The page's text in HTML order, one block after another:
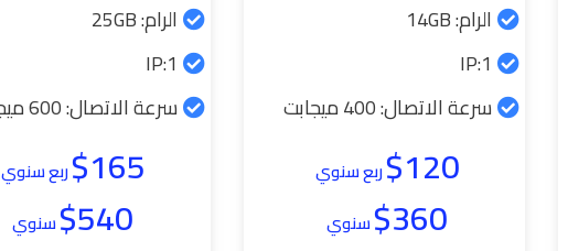
الرام: 14GB
1:IP
سرعة الاتصال: 400 ميجابت
$120ربع سنوي
$360سنوي
الرام: 25GB
1:IP
سرعة الاتصال: 600 ميجابت
$165ربع سنوي
$540سنوي